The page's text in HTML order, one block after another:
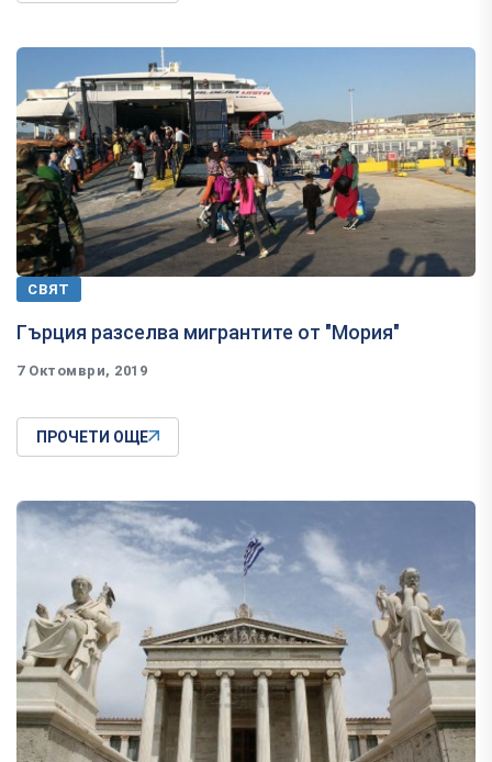
СВЯТ
Гърция разселва мигрантите от "Мория"
7 Октомври, 2019
ПРОЧЕТИ ОЩЕ